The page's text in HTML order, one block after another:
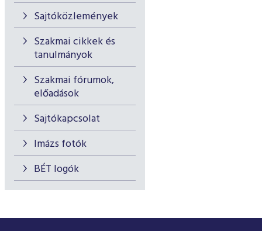
Sajtóközlemények
Szakmai cikkek és
tanulmányok
Szakmai fórumok,
előadások
Sajtókapcsolat
Imázs fotók
BÉT logók